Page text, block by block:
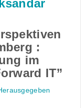
:
im
IT”